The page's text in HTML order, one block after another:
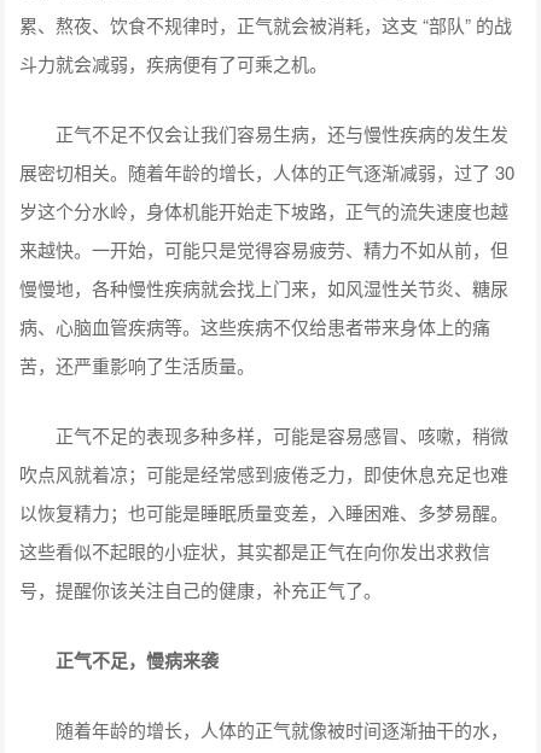
累、熬夜、饮食不规律时，正气就会被消耗，这支 “部队” 的战
斗力就会减弱，疾病便有了可乘之机。
正气不足不仅会让我们容易生病，还与慢性疾病的发生发
展密切相关。随着年龄的增长，人体的正气逐渐减弱，过了 30
岁这个分水岭，身体机能开始走下坡路，正气的流失速度也越
来越快。一开始，可能只是觉得容易疲劳、精力不如从前，但
慢慢地，各种慢性疾病就会找上门来，如风湿性关节炎、糖尿
病、心脑血管疾病等。这些疾病不仅给患者带来身体上的痛
苦，还严重影响了生活质量。
正气不足的表现多种多样，可能是容易感冒、咳嗽，稍微
吹点风就着凉；可能是经常感到疲倦乏力，即使休息充足也难
以恢复精力；也可能是睡眠质量变差，入睡困难、多梦易醒。
这些看似不起眼的小症状，其实都是正气在向你发出求救信
号，提醒你该关注自己的健康，补充正气了。
正气不足，慢病来袭
随着年龄的增长，人体的正气就像被时间逐渐抽干的水，